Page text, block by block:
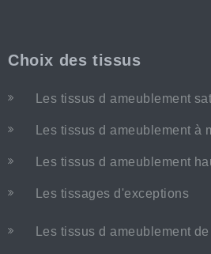
Choix des tissus
Les tissus d ameublement
Les tissus d ameublement à
Les tissus d ameublement
Les tissages d'exceptions
Les tissus d ameublement